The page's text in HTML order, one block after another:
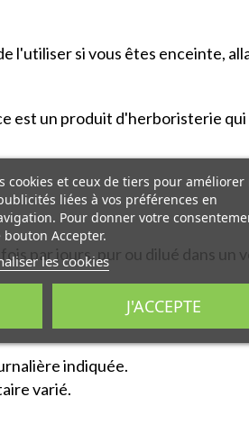
l'utiliser si vous êtes enceinte,
est un produit d'herboristerie
par jours, pur ou dilué dans un
indiquée.
varié.
cookies et ceux de tiers pour améliorer
liées à vos préférences en
Pour donner votre
Accepter.
les cookies
J'ACCEPTE